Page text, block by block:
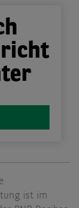
ist im